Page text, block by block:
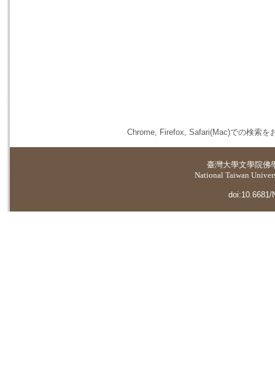
Chrome, Firefox, Safari(Mac)での検索を
臺灣大學文學院佛
National Taiwan
doi:10.6681/